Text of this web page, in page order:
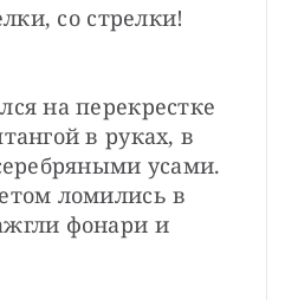
со стрелки!
на перекрестке
в руках, в
усами.
ломились в
фонари и